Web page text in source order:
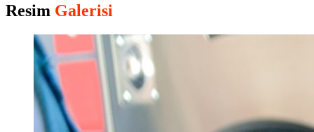
Resim Galerisi